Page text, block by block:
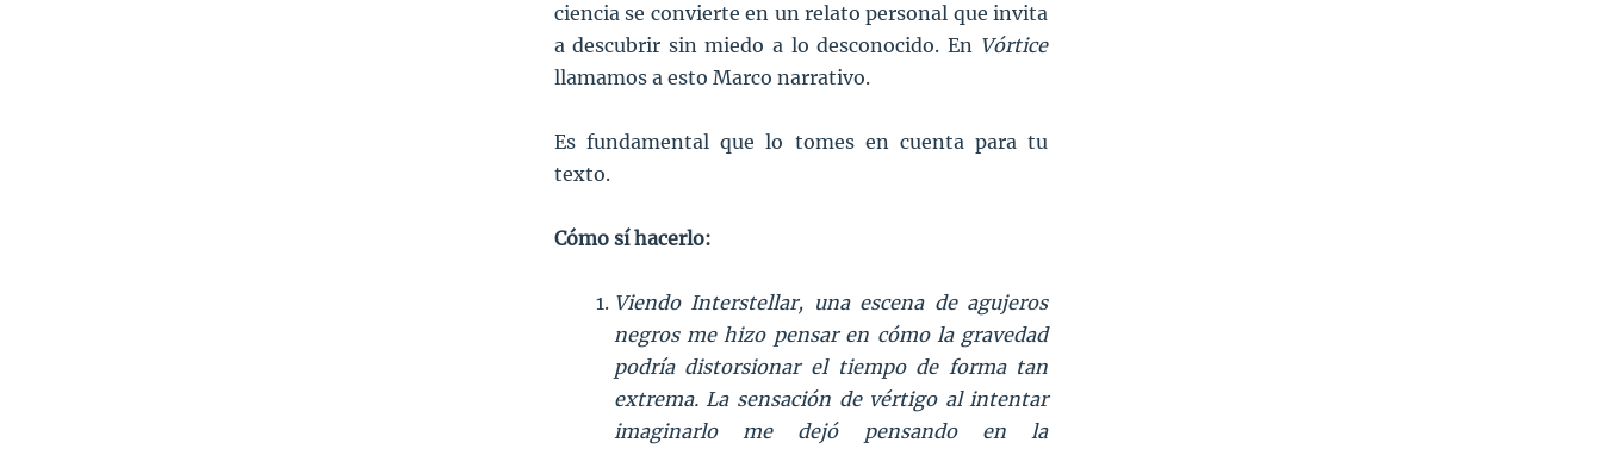
ciencia se convierte en un relato personal que invita
a descubrir sin miedo a lo desconocido. En Vórtice
llamamos a esto Marco narrativo.
Es fundamental que lo tomes en cuenta para tu
texto.
Cómo sí hacerlo:
Viendo Interstellar, una escena de agujeros
negros me hizo pensar en cómo la gravedad
podría distorsionar el tiempo de forma tan
extrema. La sensación de vértigo al intentar
imaginarlo me dejó pensando en la